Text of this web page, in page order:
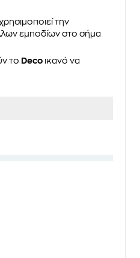
την
εμποδίων στο σήμα
το Deco ικανό να